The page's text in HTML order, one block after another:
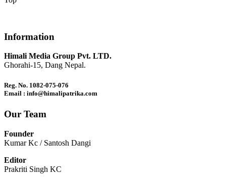
Information
Himali Media Group Pvt. LTD.
Ghorahi-15, Dang Nepal.
Reg. No. 1082-075-076
Email : info@himalipatrika.com
Our Team
Founder
Kumar Kc / Santosh Dangi
Editor
Prakriti Singh KC